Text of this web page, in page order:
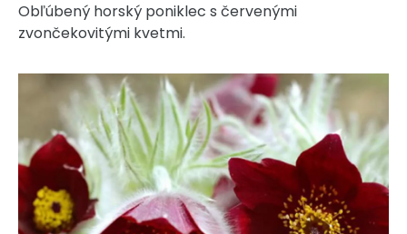
Obľúbený horský poniklec s červenými
zvončekovitými kvetmi.